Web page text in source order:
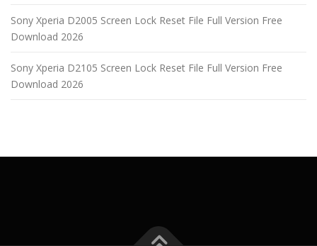
Sony Xperia D2005 Screen Lock Reset File Full Version Free
Download 2026
Sony Xperia D2105 Screen Lock Reset File Full Version Free
Download 2026